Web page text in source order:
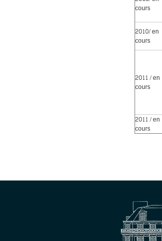
cours
2010/ en
cours
2011 / en
cours
2011 / en
cours